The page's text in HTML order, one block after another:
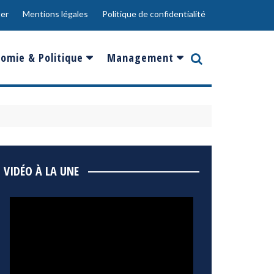
Mentions légales Politique de confidentialité
& Politique Management
Innovation
VIDÉO À LA UNE